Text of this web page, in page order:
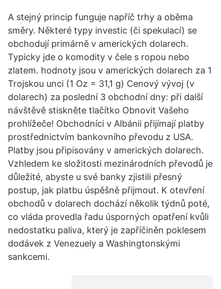
A stejný princip funguje napříč trhy a oběma
směry. Některé typy investic (či spekulací) se
obchodují primárně v amerických dolarech.
Typicky jde o komodity v čele s ropou nebo
zlatem. hodnoty jsou v amerických dolarech za 1
Trojskou unci (1 Oz = 31,1 g) Cenový vývoj (v
dolarech) za poslední 3 obchodní dny: při další
návštěvě stiskněte tlačítko Obnovit Vašeho
prohlížeče! Obchodníci v Albánii přijímají platby
prostřednictvím bankovního převodu z USA.
Platby jsou připisovány v amerických dolarech.
Vzhledem ke složitosti mezinárodních převodů je
důležité, abyste u své banky zjistili přesný
postup, jak platbu úspěšně přijmout. K otevření
obchodů v dolarech dochází několik týdnů poté,
co vláda provedla řadu úsporných opatření kvůli
nedostatku paliva, který je zapříčiněn poklesem
dodávek z Venezuely a Washingtonskými
sankcemi.